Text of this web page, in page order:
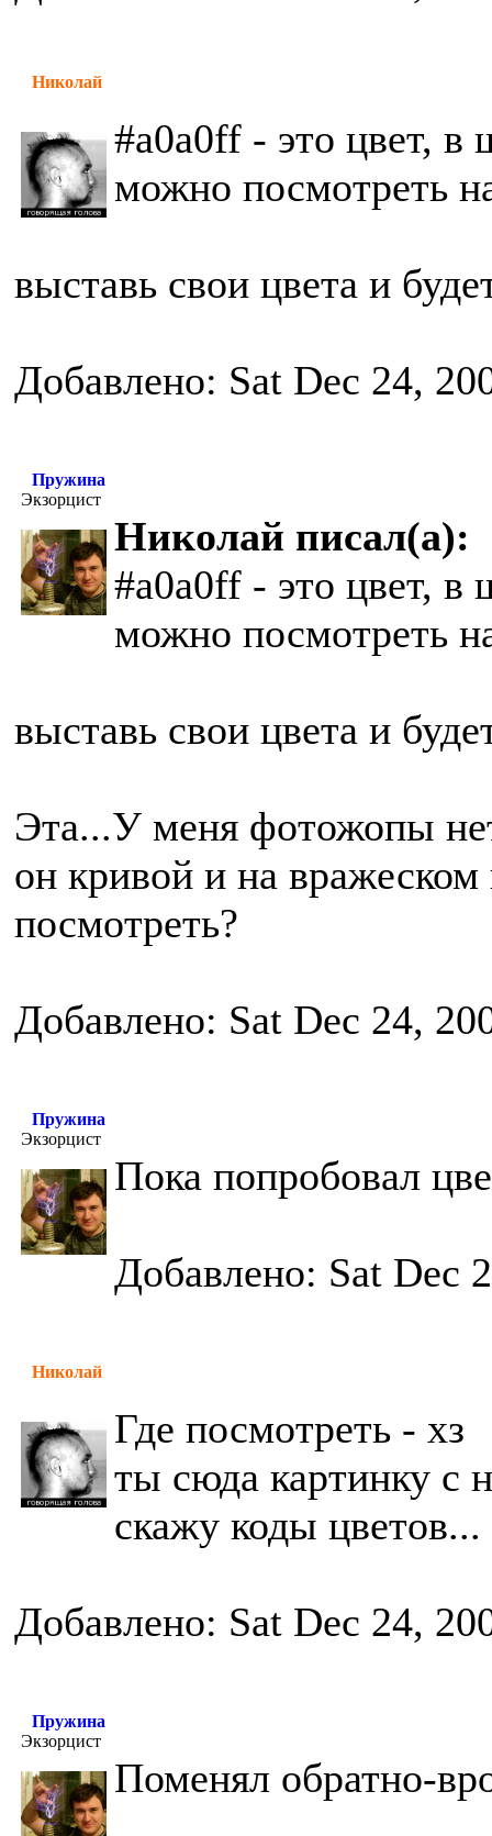
Николай
#a0a0ff - это цвет, в
можно посмотреть
выставь свои цвета и
Добавлено: Sat Dec 24,
Пружина
Экзорцист
Николай писал(а):
#a0a0ff - это цвет, в
можно посмотреть
выставь свои цвета и
Эта...У меня фотожопы
он кривой и на
посмотреть?
Добавлено: Sat Dec 24,
Пружина
Экзорцист
Пока попробовал
Добавлено: Sat Dec
Николай
Где посмотреть - хз
ты сюда картинку с
скажу коды цветов...
Добавлено: Sat Dec 24,
Пружина
Экзорцист
Поменял обратно-